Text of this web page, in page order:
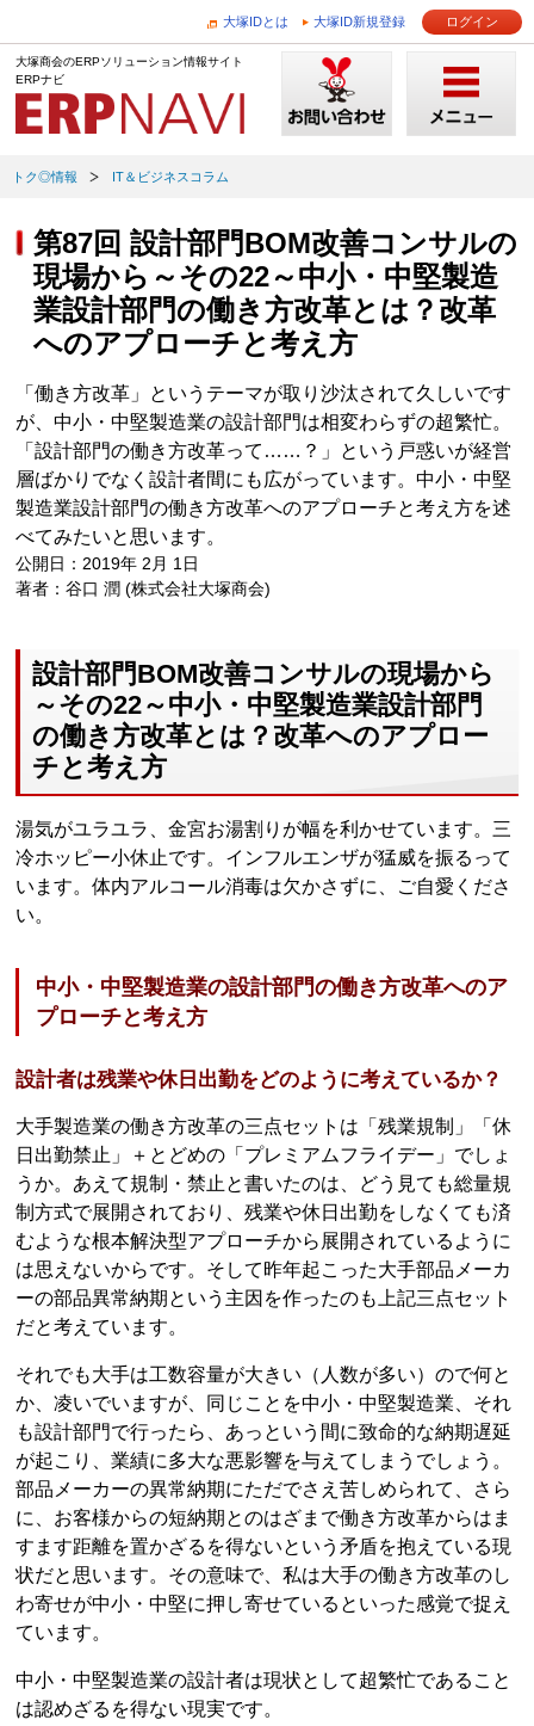
大塚IDとは 大塚ID新規登録 ログイン
大塚商会のERPソリューション情報サイト
ERPナビ
トク◎情報 IT＆ビジネスコラム
第87回 設計部門BOM改善コンサルの
現場から～その22～中小・中堅製造
業設計部門の働き方改革とは？改革
へのアプローチと考え方
「働き方改革」というテーマが取り沙汰されて久しいです
が、中小・中堅製造業の設計部門は相変わらずの超繁忙。
「設計部門の働き方改革って……？」という戸惑いが経営
層ばかりでなく設計者間にも広がっています。中小・中堅
製造業設計部門の働き方改革へのアプローチと考え方を述
べてみたいと思います。
公開日：2019年 2月 1日
著者：谷口 潤 (株式会社大塚商会)
設計部門BOM改善コンサルの現場から
～その22～中小・中堅製造業設計部門
の働き方改革とは？改革へのアプロー
チと考え方
湯気がユラユラ、金宮お湯割りが幅を利かせています。三
冷ホッピー小休止です。インフルエンザが猛威を振るって
います。体内アルコール消毒は欠かさずに、ご自愛くださ
い。
中小・中堅製造業の設計部門の働き方改革へのア
プローチと考え方
設計者は残業や休日出勤をどのように考えているか？
大手製造業の働き方改革の三点セットは「残業規制」「休
日出勤禁止」＋とどめの「プレミアムフライデー」でしょ
うか。あえて規制・禁止と書いたのは、どう見ても総量規
制方式で展開されており、残業や休日出勤をしなくても済
むような根本解決型アプローチから展開されているように
は思えないからです。そして昨年起こった大手部品メーカ
ーの部品異常納期という主因を作ったのも上記三点セット
だと考えています。
それでも大手は工数容量が大きい（人数が多い）ので何と
か、凌いでいますが、同じことを中小・中堅製造業、それ
も設計部門で行ったら、あっという間に致命的な納期遅延
が起こり、業績に多大な悪影響を与えてしまうでしょう。
部品メーカーの異常納期にただでさえ苦しめられて、さら
に、お客様からの短納期とのはざまで働き方改革からはま
すます距離を置かざるを得ないという矛盾を抱えている現
状だと思います。その意味で、私は大手の働き方改革のし
わ寄せが中小・中堅に押し寄せているといった感覚で捉え
ています。
中小・中堅製造業の設計者は現状として超繁忙であること
は認めざるを得ない現実です。